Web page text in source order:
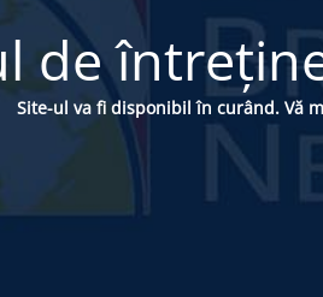
de
Site-ul va fi disponibil în curând. Vă